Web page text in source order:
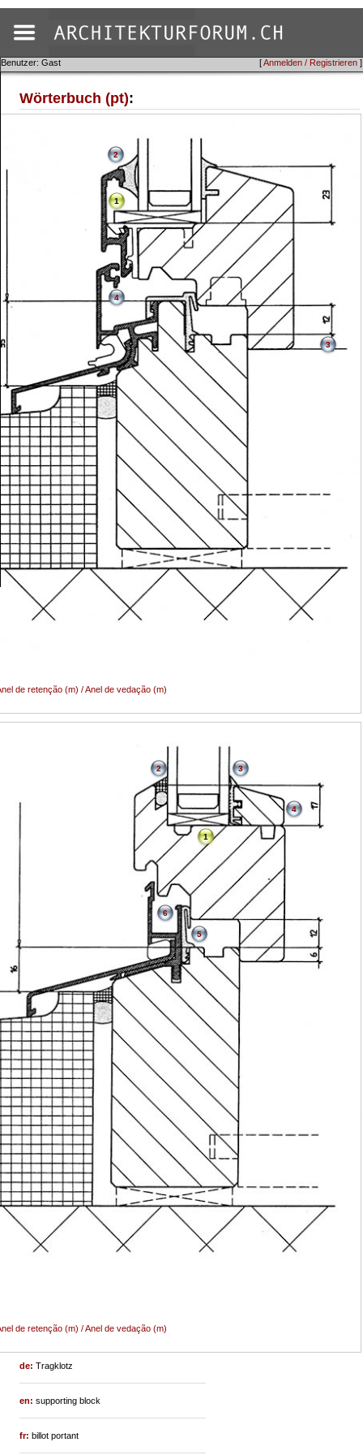
[Anmelden / Registrieren ]
Benutzer: Gast
Wörterbuch (pt):
1
2
de retenção (m) / Anel de vedação (m)
3
4
1
2 3
4
de retenção (m) / Anel de vedação (m)
5
6
de:Tragklotz
en:supporting block
fr: billot portant